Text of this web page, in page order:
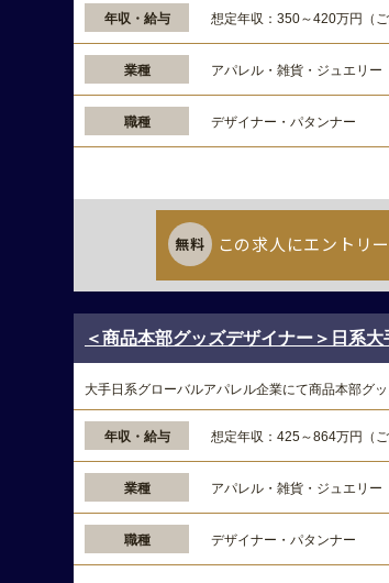
年収・給与 想定年収：350～420万円（
業種 アパレル・雑貨・ジュエリー
職種 デザイナー・パタンナー
この求人にエントリ
＜商品本部グッズデザイナー＞日系
大手日系グローバルアパレル企業にて商品本部グ
年収・給与 想定年収：425～864万円（
業種 アパレル・雑貨・ジュエリー
職種 デザイナー・パタンナー